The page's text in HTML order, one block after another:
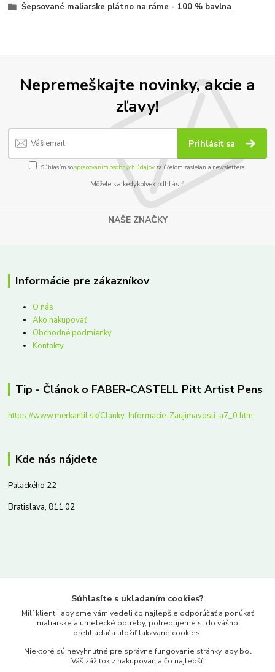
Šepsované maliarske plátno na ráme - 100 % bavlna
Nepremeškajte novinky, akcie a
zľavy!
Prihlásiť sa
Súhlasím sospracovaním osobných údajov za účelom zasielania newslettera.
Môžete sa kedykoľvek odhlásiť.
NAŠE ZNAČKY
Informácie pre zákazníkov
O nás
Ako nakupovať
Obchodné podmienky
Kontakty
Tip - Článok o FABER-CASTELL Pitt Artist Pens
https://www.merkantil.sk/Clanky-Informacie-Zaujimavosti-a7_0.htm
Kde nás nájdete
Palackého 22
Bratislava, 811 02
www.merkantil.sk
Pondelok-Piatok: 9.00-17.00hod.
Súhlasíte s ukladaním cookies?
Milí klienti, aby sme vám vedeli čo najlepšie odporúčať a ponúkať
maliarske a umelecké potreby, potrebujeme si do vášho
prehliadača uložiť takzvané cookies.
Niektoré sú nevyhnutné pre správne fungovanie stránky, aby bol
Váš zážitok z nakupovania čo najlepší.